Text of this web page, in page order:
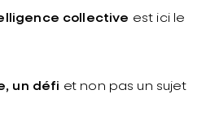
collective est ici le
un défi et non pas un sujet